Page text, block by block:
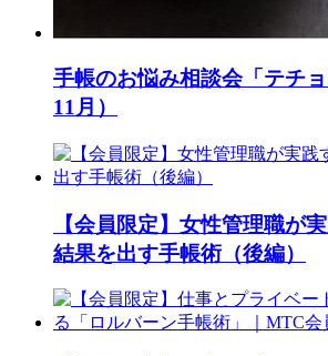
手帳のお悩み相談会「テチ
11月）
【会員限定】女性管理職が
結果を出す手帳術（後編）